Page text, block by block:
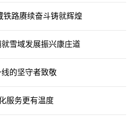
铁路赓续奋斗铸就辉煌
雪域发展振兴康庄道
的坚守者致敬
服务更有温度